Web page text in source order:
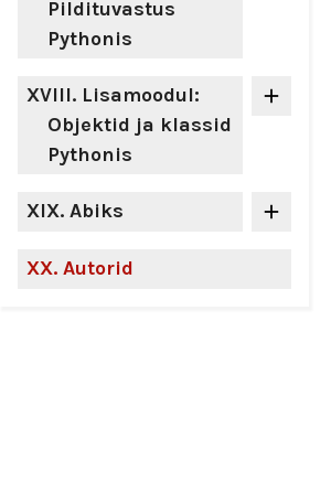
Pildituvastus
Pythonis
XVIII. Lisamoodul:
Objektid ja klassid
Pythonis
XIX. Abiks
XX. Autorid